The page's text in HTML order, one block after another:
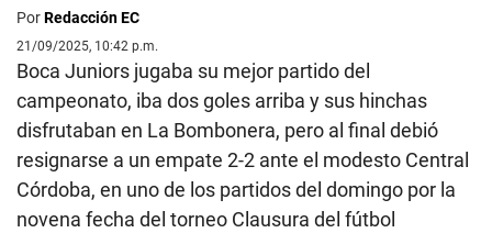
PorRedacción EC
21/09/2025, 10:42 p.m.
Boca Juniors jugaba su mejor partido del
campeonato, iba dos goles arriba y sus hinchas
disfrutaban en La Bombonera, pero al final debió
resignarse a un empate 2-2 ante el modesto Central
Córdoba, en uno de los partidos del domingo por la
novena fecha del torneo Clausura del fútbol